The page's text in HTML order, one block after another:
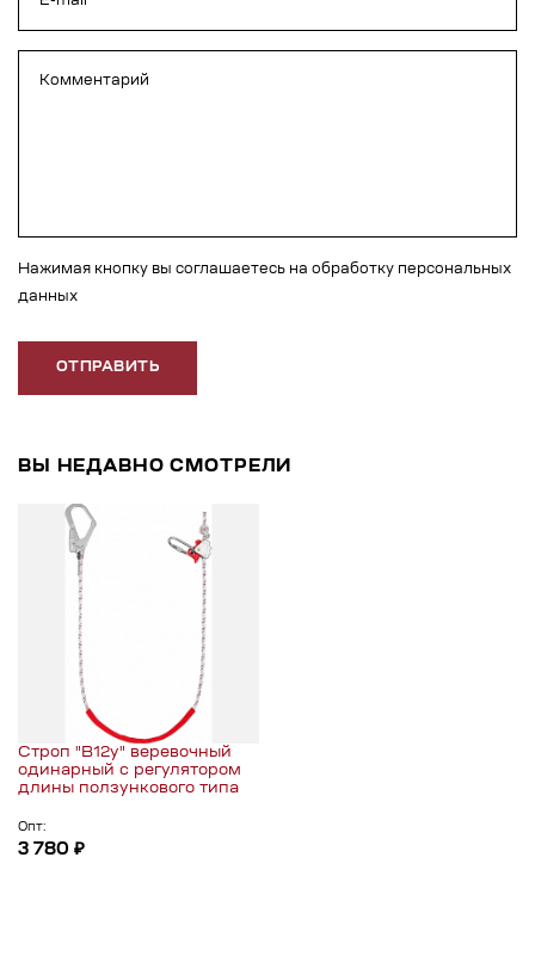
Нажимая кнопку вы соглашаетесь на обработку персональных
данных
ОТПРАВИТЬ
ВЫ НЕДАВНО СМОТРЕЛИ
Строп "В12у" веревочный
одинарный с регулятором
длины ползункового типа
Опт:
3 780 ₽